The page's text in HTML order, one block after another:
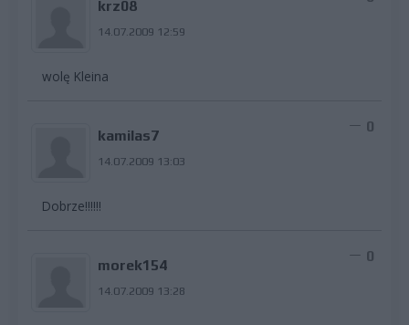
krz08
14.07.2009 12:59
wolę Kleina
kamilas7
14.07.2009 13:03
0
Dobrze!!!!!!
morek154
14.07.2009 13:28
0